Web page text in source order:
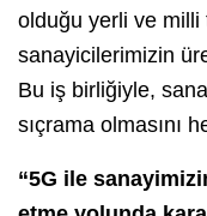
olduğu yerli ve
sanayicilerimizin
Bu iş birliğiyle,
sıçrama olmasını
“5G ile